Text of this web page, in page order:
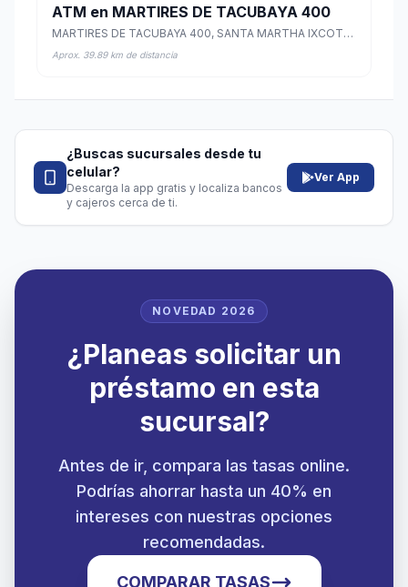
ATM en MARTIRES DE TACUBAYA 400
MARTIRES DE TACUBAYA 400, SANTA MARTHA IXCOTEL, Santa Lucía del Camino, Oaxaca
Aprox. 39.89 km de distancia
¿Buscas sucursales desde tu
celular?
Descarga la app gratis y localiza bancos
y cajeros cerca de ti.
Ver App
NOVEDAD 2026
¿Planeas solicitar un
préstamo en esta
sucursal?
Antes de ir, compara las tasas online.
Podrías ahorrar hasta un 40% en
intereses con nuestras opciones
recomendadas.
COMPARAR TASAS